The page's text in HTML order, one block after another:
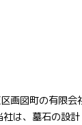
画図町の有限会
社は、墓石の設